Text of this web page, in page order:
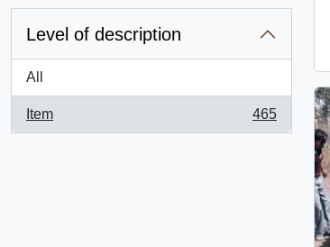
Level of description
All
Item
, 465 results
465